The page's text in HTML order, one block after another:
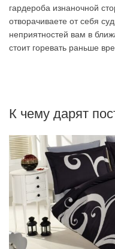
гардероба изнаночной
отворачиваете от себя
неприятностей вам в
стоит горевать раньше
К чему дарят